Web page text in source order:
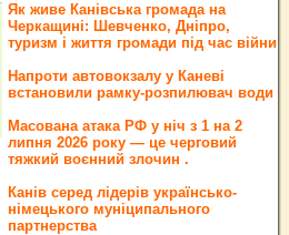
Як живе Канівська громада на
Черкащині: Шевченко, Дніпро,
туризм і життя громади під час війни
Напроти автовокзалу у Каневі
встановили рамку-розпилювач води
Масована атака РФ у ніч з 1 на 2
липня 2026 року — це черговий
тяжкий воєнний злочин .
Канів серед лідерів українсько-
німецького муніципального
партнерства